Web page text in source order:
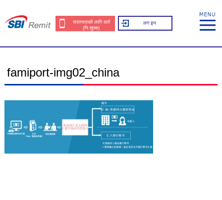
सदस्यताको लागि दर्ता
(नि:शुल्क)
लग इन
famiport-img02_china